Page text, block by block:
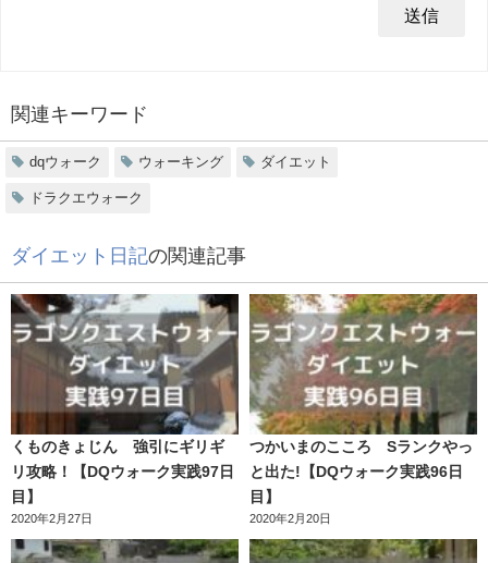
関連キーワード
dqウォーク ウォーキング ダイエット
ドラクエウォーク
ダイエット日記の関連記事
くものきょじん 強引にギリギ
リ攻略！【DQウォーク実践97日
目】
2020年2月27日
つかいまのこころ Sランクやっ
と出た!【DQウォーク実践96日
目】
2020年2月20日